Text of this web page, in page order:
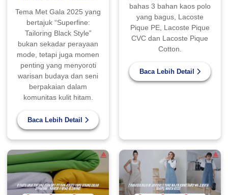
Tema Met Gala 2025 yang
bertajuk “Superfine:
Tailoring Black Style”
bukan sekadar perayaan
mode, tetapi juga momen
penting yang menyoroti
warisan budaya dan seni
berpakaian dalam
komunitas kulit hitam.
Baca Lebih Detail
bahas 3 bahan kaos polo
yang bagus, Lacoste
Pique PE, Lacoste Pique
CVC dan Lacoste Pique
Cotton.
Baca Lebih Detail